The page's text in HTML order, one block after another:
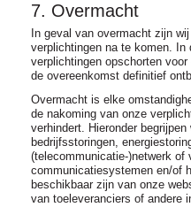
7. Overmacht
In geval van overmacht zijn
verplichtingen na te komen. In
verplichtingen opschorten
de overeenkomst definitief
Overmacht is elke
de nakoming van onze
verhindert. Hieronder
bedrijfsstoringen,
(telecommunicatie-)netwerk of
communicatiesystemen en/of
beschikbaar zijn van onze
van toeleveranciers of andere